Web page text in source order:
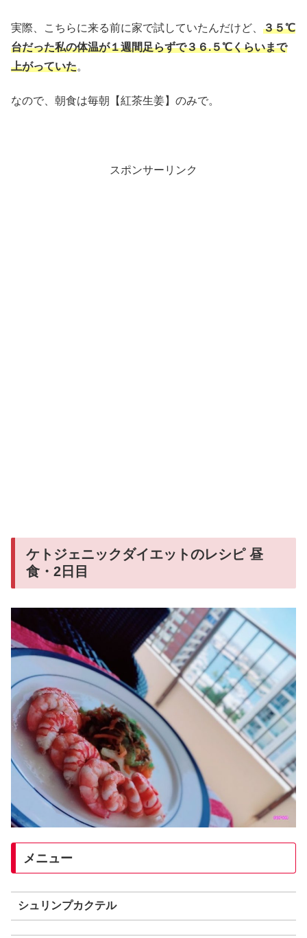
実際、こちらに来る前に家で試していたんだけど、 ３５℃
台だった私の体温が１週間足らずで３６.５℃くらいまで
上がっていた。
なので、朝食は毎朝【紅茶生姜】のみで。
スポンサーリンク
ケトジェニックダイエットのレシピ 昼
食・2日目
メニュー
シュリンプカクテル